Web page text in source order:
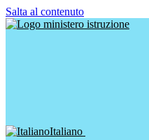
Salta al contenuto
Italiano